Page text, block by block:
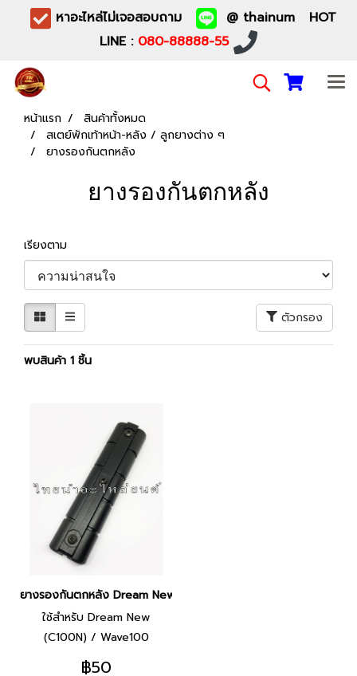
หาอะไหล่ไม่เจอสอบถาม
@ thainum HOT
LINE : 080-88888-55
หน้าแรก
สินค้าทั้งหมด
สเตย์พักเท้าหน้า-หลัง / ลูกยางต่าง ๆ
ยางรองกันตกหลัง
ยางรองกันตกหลัง
เรียงตาม
ตัวกรอง
พบสินค้า 1 ชิ้น
ยางรองกันตกหลัง Dream New ยี่ห้อ HMA
ใช้สำหรับ Dream New
(C100N) / Wave100
฿50